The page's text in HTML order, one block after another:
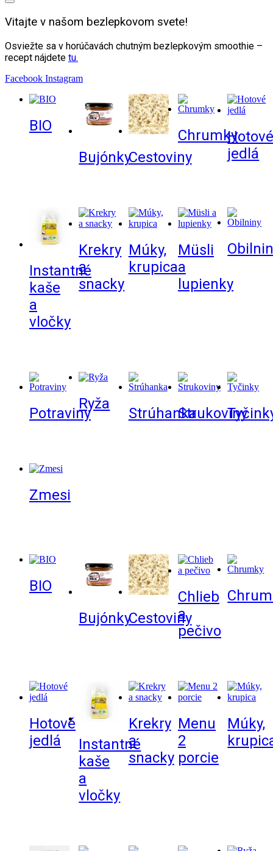
Vitajte v našom bezlepkovom svete!
Osviežte sa v horúčavách chutným bezlepkovým smoothie –
recept nájdete tu.
Facebook Instagram
BIO
BujónkyCestoviny
Chrumky
jedlá
Instantné
kaše
a
vločky
Krekry
a
snacky
Múky,
krupica
Müsli
a
lupienky
Potraviny
Ryža
StrúhankaStrukoviny
Zmesi
BIO
BujónkyCestoviny
Chlieb
a
pečivo
Hotové
jedlá
Instantné
kaše
a
vločky
Krekry
a
snacky
Menu
2
porcie
Múky,